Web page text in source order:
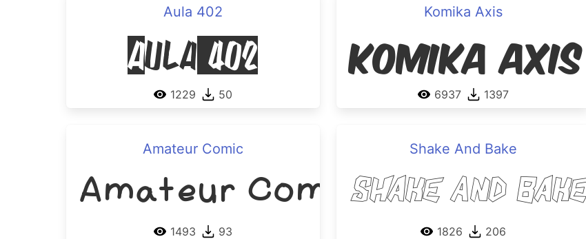
Aula 402
Aula 402
1229 50
Komika Axis
Komika Axis
6937 1397
Amateur Comic
Amateur Comic
1493 93
Shake And Bake
Shake And Bake
1826 206